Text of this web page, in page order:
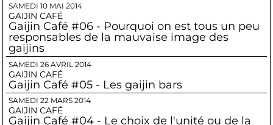
SAMEDI 10 MAI 2014
GAIJIN CAFÉ
Gaijin Café #06 - Pourquoi on est tous un peu
responsables de la mauvaise image des
gaijins
SAMEDI 26 AVRIL 2014
GAIJIN CAFÉ
Gaijin Café #05 - Les gaijin bars
SAMEDI 22 MARS 2014
GAIJIN CAFÉ
Gaijin Café #04 - Le choix de l'unité ou de la